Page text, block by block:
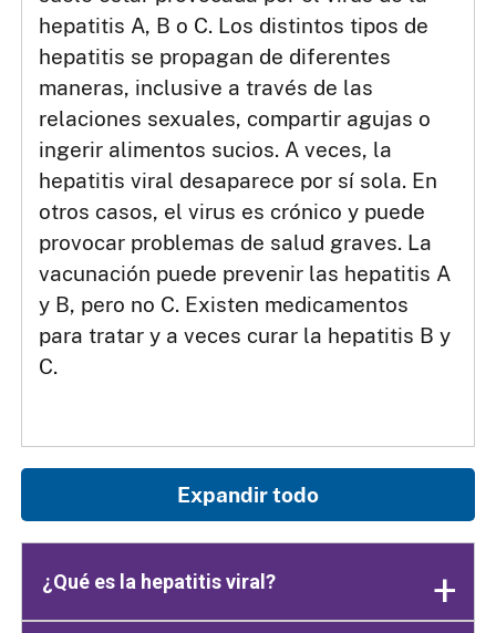
hepatitis A, B o C. Los distintos tipos de
hepatitis se propagan de diferentes
maneras, inclusive a través de las
relaciones sexuales, compartir agujas o
ingerir alimentos sucios. A veces, la
hepatitis viral desaparece por sí sola. En
otros casos, el virus es crónico y puede
provocar problemas de salud graves. La
vacunación puede prevenir las hepatitis A
y B, pero no C. Existen medicamentos
para tratar y a veces curar la hepatitis B y
C.
Expandir todo
¿Qué es la hepatitis viral?